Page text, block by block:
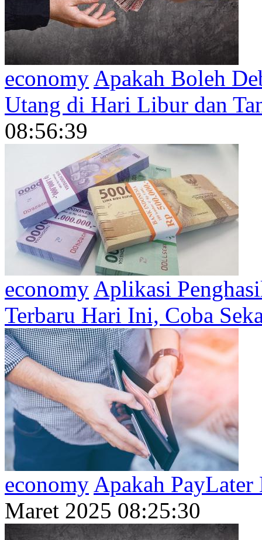
economy Apakah Boleh
Utang di Hari Libur dan
08:56:39
economy Aplikasi
Terbaru Hari Ini, Coba
economy Apakah PayLater
Maret 2025 08:25:30